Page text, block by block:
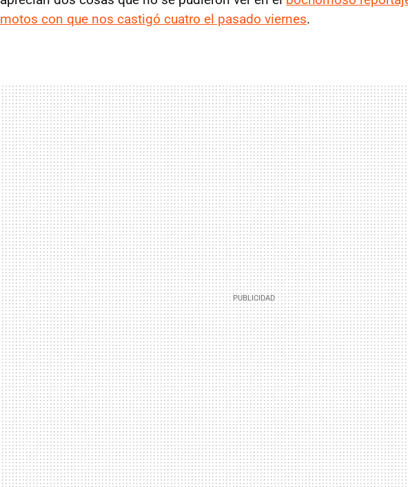
motos con que nos castigó cuatro el pasado viernes.